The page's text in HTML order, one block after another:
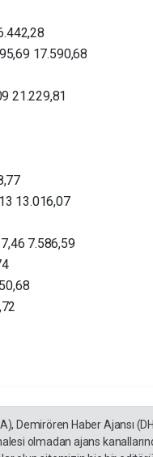
17.590,68
21.229,81
13.016,07
7.586,59
Demirören Haber Ajansı
olmadan ajans